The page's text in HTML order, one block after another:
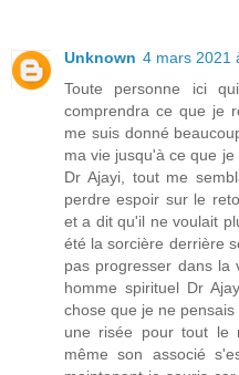
Unknown 4 mars 2021
Toute personne ici
comprendra ce que je
me suis donné
ma vie jusqu'à ce que
Dr Ajayi, tout me
perdre espoir sur le
et a dit qu'il ne voulait
été la sorcière derrière
pas progresser dans la
homme spirituel Dr
chose que je ne
une risée pour tout le
même son associé